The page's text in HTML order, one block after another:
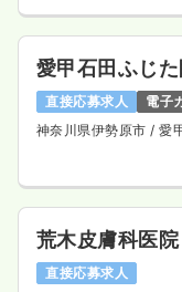
愛甲石田ふじ
直接応募求人
電子
神奈川県伊勢原市/ 愛
荒木皮膚科医院
直接応募求人